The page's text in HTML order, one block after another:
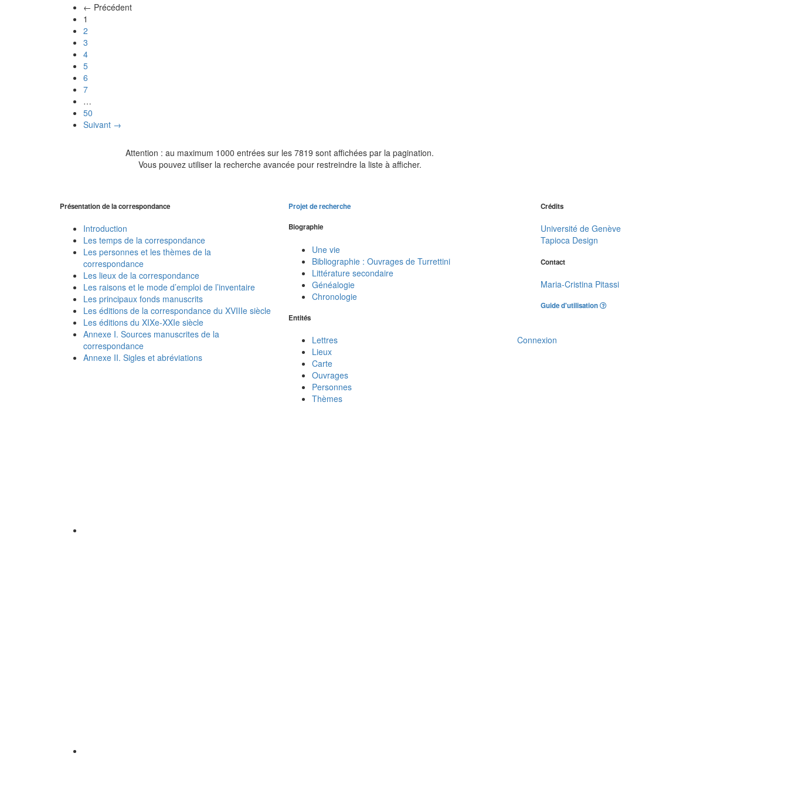
← Précédent
1
2
3
4
5
6
7
…
50
Suivant →
Attention : au maximum 1000 entrées sur les 7819 sont affichées par la pagination.
Vous pouvez utiliser la recherche avancée pour restreindre la liste à afficher.
Présentation de la correspondance
Introduction
Les temps de la correspondance
Les personnes et les thèmes de la
correspondance
Les lieux de la correspondance
Les raisons et le mode d’emploi de l’inventaire
Les principaux fonds manuscrits
Les éditions de la correspondance du XVIIIe siècle
Les éditions du XIXe-XXIe siècle
Annexe I. Sources manuscrites de la
correspondance
Annexe II. Sigles et abréviations
Projet de recherche
Biographie
Une vie
Bibliographie : Ouvrages de Turrettini
Littérature secondaire
Généalogie
Chronologie
Entités
Lettres
Lieux
Carte
Ouvrages
Personnes
Thèmes
Crédits
Université de Genève
Tapioca Design
Contact
Maria-Cristina Pitassi
Guide d'utilisation
Connexion